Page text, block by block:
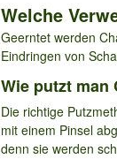
Welche
Geerntet werden
Eindringen von
Wie putzt
Die richtige
mit einem Pinsel
denn sie werden